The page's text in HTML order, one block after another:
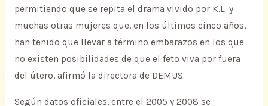
permitiendo que se repita el drama vivido por K.L. y
muchas otras mujeres que, en los últimos cinco años,
han tenido que llevar a término embarazos en los que
no existen posibilidades de que el feto viva por fuera
del útero, afirmó la directora de DEMUS.
Según datos oficiales, entre el 2005 y 2008 se